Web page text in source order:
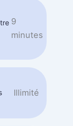
9
minutes
Illimité